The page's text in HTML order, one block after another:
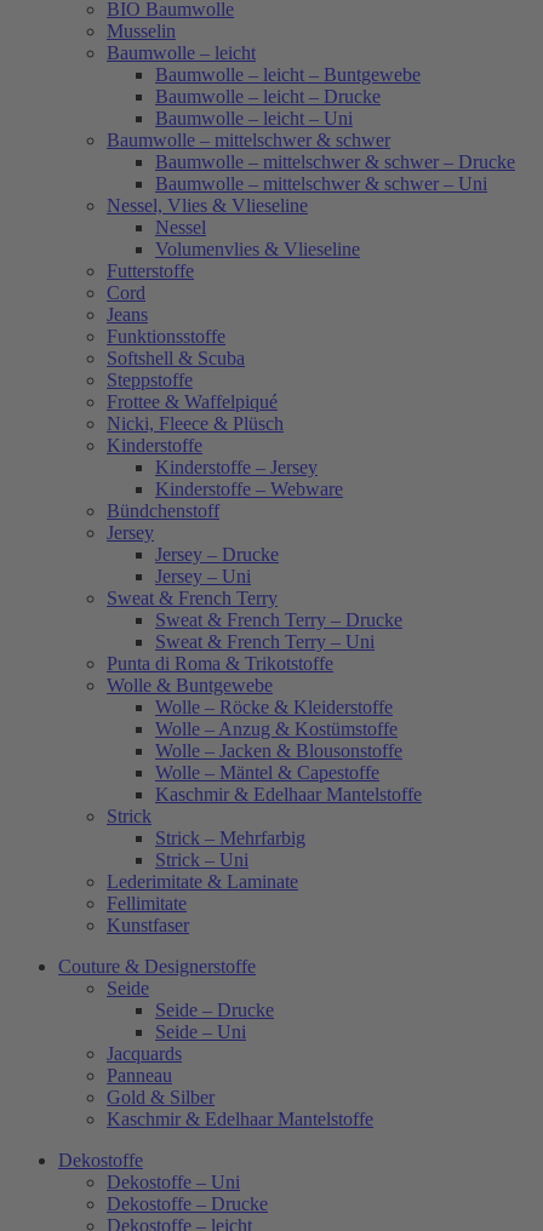
BIO Baumwolle
Musselin
Baumwolle – leicht
Baumwolle – leicht – Buntgewebe
Baumwolle – leicht – Drucke
Baumwolle – leicht – Uni
Baumwolle – mittelschwer & schwer
Baumwolle – mittelschwer & schwer – Drucke
Baumwolle – mittelschwer & schwer – Uni
Nessel, Vlies & Vlieseline
Nessel
Volumenvlies & Vlieseline
Futterstoffe
Cord
Jeans
Funktionsstoffe
Softshell & Scuba
Steppstoffe
Frottee & Waffelpiqué
Nicki, Fleece & Plüsch
Kinderstoffe
Kinderstoffe – Jersey
Kinderstoffe – Webware
Bündchenstoff
Jersey
Jersey – Drucke
Jersey – Uni
Sweat & French Terry
Sweat & French Terry – Drucke
Sweat & French Terry – Uni
Punta di Roma & Trikotstoffe
Wolle & Buntgewebe
Wolle – Röcke & Kleiderstoffe
Wolle – Anzug & Kostümstoffe
Wolle – Jacken & Blousonstoffe
Wolle – Mäntel & Capestoffe
Kaschmir & Edelhaar Mantelstoffe
Strick
Strick – Mehrfarbig
Strick – Uni
Lederimitate & Laminate
Fellimitate
Kunstfaser
Couture & Designerstoffe
Seide
Seide – Drucke
Seide – Uni
Jacquards
Panneau
Gold & Silber
Kaschmir & Edelhaar Mantelstoffe
Dekostoffe
Dekostoffe – Uni
Dekostoffe – Drucke
Dekostoffe – leicht